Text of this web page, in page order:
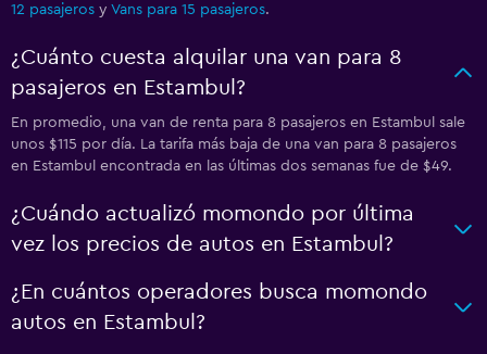
12 pasajeros y Vans para 15 pasajeros.
¿Cuánto cuesta alquilar una van para 8
pasajeros en Estambul?
En promedio, una van de renta para 8 pasajeros en Estambul sale
unos $115 por día. La tarifa más baja de una van para 8 pasajeros
en Estambul encontrada en las últimas dos semanas fue de $49.
¿Cuándo actualizó momondo por última
vez los precios de autos en Estambul?
¿En cuántos operadores busca momondo
autos en Estambul?